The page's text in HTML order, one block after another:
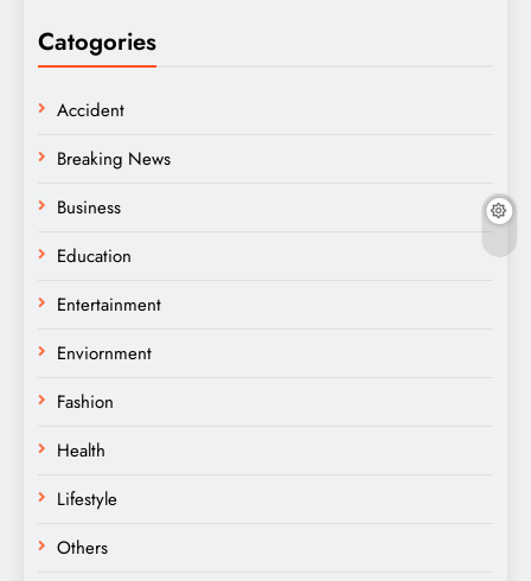
Catogories
Accident
Breaking News
Business
Education
Entertainment
Enviornment
Fashion
Health
Lifestyle
Others